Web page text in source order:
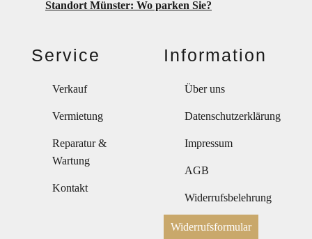
Standort Münster: Wo parken Sie?
Service
Verkauf
Vermietung
Reparatur &
Wartung
Kontakt
Information
Über uns
Datenschutzerklärung
Impressum
AGB
Widerrufsbelehrung
Widerrufsformular